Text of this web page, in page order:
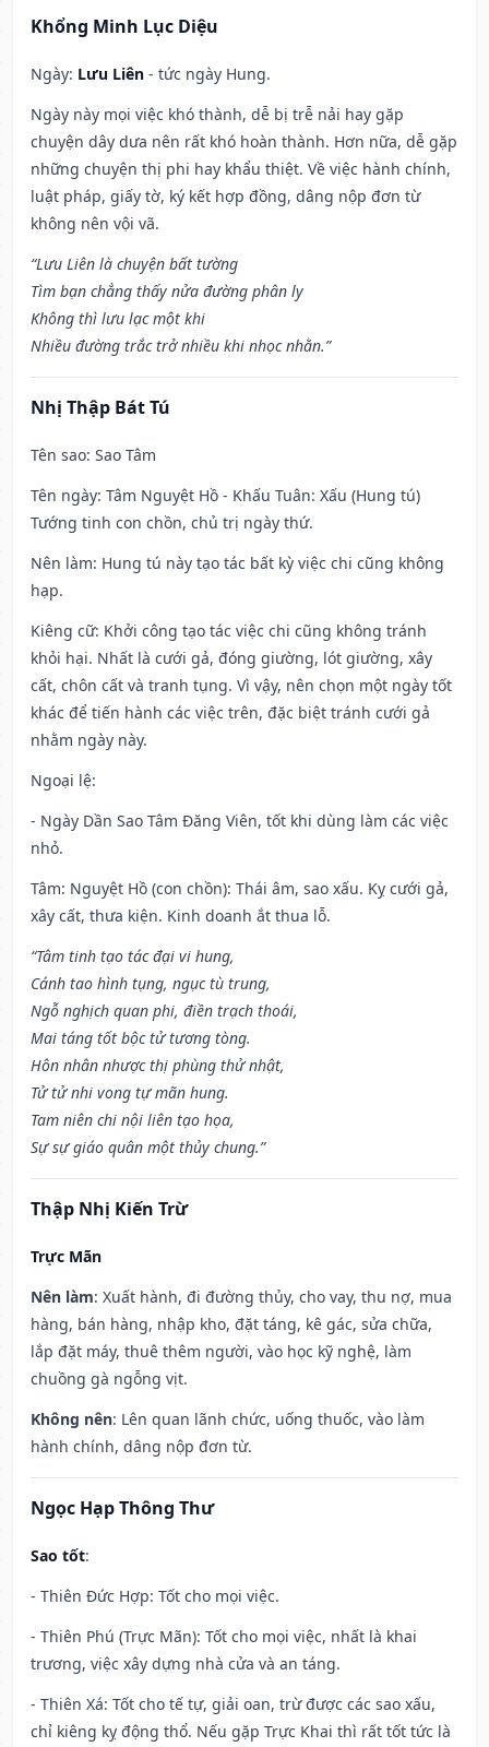
Khổng Minh Lục Diệu
Ngày: Lưu Liên - tức ngày Hung.
Ngày này mọi việc khó thành, dễ bị trễ nải hay gặp
chuyện dây dưa nên rất khó hoàn thành. Hơn nữa, dễ gặp
những chuyện thị phi hay khẩu thiệt. Về việc hành chính,
luật pháp, giấy tờ, ký kết hợp đồng, dâng nộp đơn từ
không nên vội vã.
“Lưu Liên là chuyện bất tường
Tìm bạn chẳng thấy nửa đường phân ly
Không thì lưu lạc một khi
Nhiều đường trắc trở nhiều khi nhọc nhằn.”
Nhị Thập Bát Tú
Tên sao: Sao Tâm
Tên ngày: Tâm Nguyệt Hồ - Khấu Tuân: Xấu (Hung tú)
Tướng tinh con chồn, chủ trị ngày thứ.
Nên làm: Hung tú này tạo tác bất kỳ việc chi cũng không
hạp.
Kiêng cữ: Khởi công tạo tác việc chi cũng không tránh
khỏi hại. Nhất là cưới gả, đóng giường, lót giường, xây
cất, chôn cất và tranh tụng. Vì vậy, nên chọn một ngày tốt
khác để tiến hành các việc trên, đặc biệt tránh cưới gả
nhằm ngày này.
Ngoại lệ:
- Ngày Dần Sao Tâm Đăng Viên, tốt khi dùng làm các việc
nhỏ.
Tâm: Nguyệt Hồ (con chồn): Thái âm, sao xấu. Kỵ cưới gả,
xây cất, thưa kiện. Kinh doanh ắt thua lỗ.
“Tâm tinh tạo tác đại vi hung,
Cánh tao hình tụng, ngục tù trung,
Ngỗ nghịch quan phi, điền trạch thoái,
Mai táng tốt bộc tử tương tòng.
Hôn nhân nhược thị phùng thử nhật,
Tử tử nhi vong tự mãn hung.
Tam niên chi nội liên tạo họa,
Sự sự giáo quân một thủy chung.”
Thập Nhị Kiến Trừ
Trực Mãn
Nên làm: Xuất hành, đi đường thủy, cho vay, thu nợ, mua
hàng, bán hàng, nhập kho, đặt táng, kê gác, sửa chữa,
lắp đặt máy, thuê thêm người, vào học kỹ nghệ, làm
chuồng gà ngỗng vịt.
Không nên: Lên quan lãnh chức, uống thuốc, vào làm
hành chính, dâng nộp đơn từ.
Ngọc Hạp Thông Thư
Sao tốt:
- Thiên Đức Hợp: Tốt cho mọi việc.
- Thiên Phú (Trực Mãn): Tốt cho mọi việc, nhất là khai
trương, việc xây dựng nhà cửa và an táng.
- Thiên Xá: Tốt cho tế tự, giải oan, trừ được các sao xấu,
chỉ kiêng kỵ động thổ. Nếu gặp Trực Khai thì rất tốt tức là